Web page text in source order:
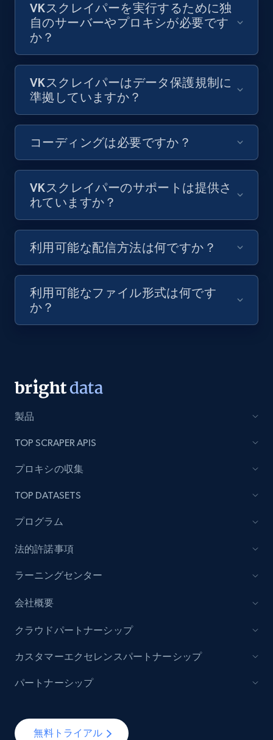
Youtube - Videos posts - Collect YouTube
posts by hashtags
URL, Title, Youtuber, Youtuber md5, Video url,
Video length, Likes, Views, and more.
8.1K+ 714+ 無料トライアル
Youtube - Videos posts - Discovery records
URL, Title, Youtuber, Youtuber md5, Video url,
Video length, Likes, Views, and more.
8.1K+ 714+ 無料トライアル
Youtube - Videos posts - Discovery videos
by podcast url
URL, Title, Youtuber, Youtuber md5, Video url,
rating object, Product rating max, Rating,
Author name, Asin, and more.
TikTok - Posts
count, Share count, Collect count, Comment
無料トライアル
get posts published by it
VKスクレイパーを実行するために独
自のサーバーやプロキシが必要です
か？
VKスクレイパーはデータ保護規制に
準拠していますか？
コーディングは必要ですか？
VKスクレイパーのサポートは提供さ
れていますか？
利用可能な配信方法は何ですか？
利用可能なファイル形式は何です
か？
製品
TOP SCRAPER APIS
プロキシの収集
TOP DATASETS
プログラム
法的許諾事項
ラーニングセンター
会社概要
無料トライアル
クラウドパートナーシップ
カスタマーエクセレンスパートナーシップ
パートナーシップ